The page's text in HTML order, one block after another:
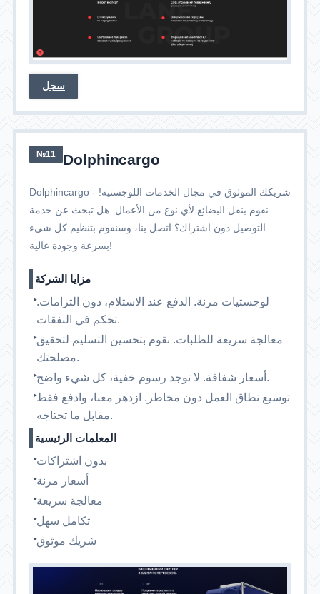
سجل
№11 Dolphincargo
Dolphincargo - شريكك الموثوق في مجال الخدمات اللوجستية!
نقوم بنقل البضائع لأي نوع من الأعمال. هل تبحث عن خدمة
التوصيل دون اشتراك؟ اتصل بنا، وسنقوم بتنظيم كل شيء
بسرعة وجودة عالية!
مزايا الشركة
لوجستيات مرنة. الدفع عند الاستلام، دون التزامات.
تحكم في النفقات.
معالجة سريعة للطلبات. نقوم بتحسين التسليم لتحقيق
مصلحتك.
أسعار شفافة. لا توجد رسوم خفية، كل شيء واضح.
توسيع نطاق العمل دون مخاطر. ازدهر معنا، وادفع فقط
مقابل ما تحتاجه.
المعلمات الرئيسية
بدون اشتراكات
أسعار مرنة
معالجة سريعة
تكامل سهل
شريك موثوق